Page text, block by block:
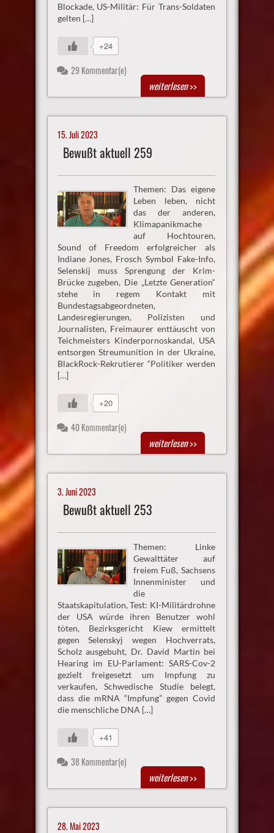
Blockade, US-Militär: Für Trans-Soldaten
gelten […]
+24
29 Kommentar(e)
weiterlesen>>
15. Juli 2023
Bewußt aktuell 259
Themen: Das eigene
Leben leben, nicht
das der anderen,
Klimapanikmache
auf Hochtouren,
Sound of Freedom erfolgreicher als
Indiane Jones, Frosch Symbol Fake-Info,
Selenskij muss Sprengung der Krim-
Brücke zugeben, Die „Letzte Generation“
stehe in regem Kontakt mit
Bundestagsabgeordneten,
Landesregierungen, Polizisten und
Journalisten, Freimaurer enttäuscht von
Teichmeisters Kinderpornoskandal, USA
entsorgen Streumunition in der Ukraine,
BlackRock-Rekrutierer “Politiker werden
[…]
+20
40 Kommentar(e)
weiterlesen>>
3. Juni 2023
Bewußt aktuell 253
Themen: Linke
Gewalttäter auf
freiem Fuß, Sachsens
Innenminister und
die
Staatskapitulation, Test: KI-Militärdrohne
der USA würde ihren Benutzer wohl
töten, Bezirksgericht Kiew ermittelt
gegen Selenskyj wegen Hochverrats,
Scholz ausgebuht, Dr. David Martin bei
Hearing im EU-Parlament: SARS-Cov-2
gezielt freigesetzt um Impfung zu
verkaufen, Schwedische Studie belegt,
dass die mRNA “Impfung” gegen Covid
die menschliche DNA […]
+41
38 Kommentar(e)
weiterlesen>>
28. Mai 2023